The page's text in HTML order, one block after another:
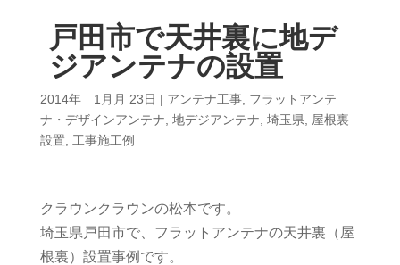
戸田市で天井裏に地デ
ジアンテナの設置
2014年 1月月 23日 | アンテナ工事, フラットアンテ
ナ・デザインアンテナ 地デジアンテナ 埼玉県
屋根裏
設置
工事施工例
クラウンクラウンの松本です。
埼玉県戸田市で、フラットアンテナの天井裏（屋
根裏）設置事例です。